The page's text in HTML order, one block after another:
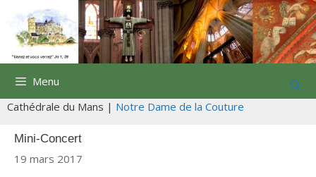
contenu
Menu
Cathédrale du Mans | Notre Dame de la Couture
Mini-Concert
19 mars 2017